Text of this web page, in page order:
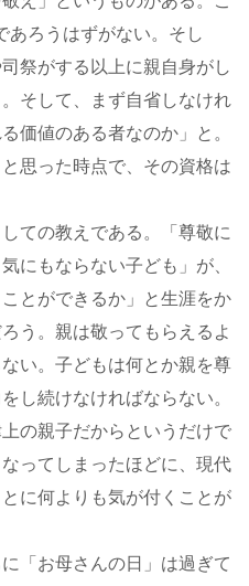
あろうはずがない。そし
祭がする以上に親自身がし
そして、まず自省しなけれ
価値のある者なのか」と。
思った時点で、その資格は
ての教えである。「尊敬に
にもならない子ども」が、
とができるか」と生涯をか
う。親は敬ってもらえるよ
い。子どもは何とか親を尊
し続けなければならない。
の親子だからというだけで
ってしまったほどに、現代
に何よりも気が付くことが
「お母さんの日」は過ぎて